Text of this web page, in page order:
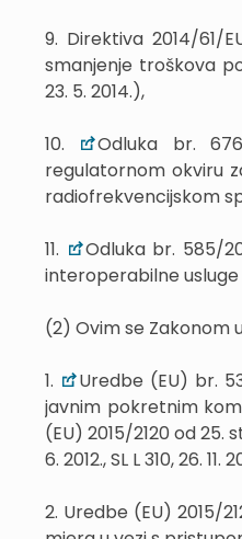
9. Direktiva 2014/61/
smanjenje troškova
23. 5. 2014.),
10.
Odluka br.
regulatornom okviru
radiofrekvencijskom
11.
Odluka br. 585/
interoperabilne usluge
(2) Ovim se Zakonom
1.
Uredbe (EU) br.
javnim pokretnim
(EU) 2015/2120 od 25.
6. 2012., SL L 310, 26. 11.
2. Uredbe (EU) 2015/